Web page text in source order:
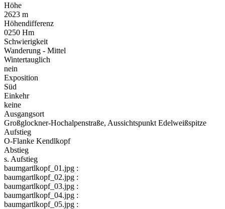
Höhe
2623 m
Höhendifferenz
0250 Hm
Schwierigkeit
Wanderung - Mittel
Wintertauglich
nein
Exposition
Süd
Einkehr
keine
Ausgangsort
Großglockner-Hochalpenstraße, Aussichtspunkt Edelweißspitze
Aufstieg
O-Flanke Kendlkopf
Abstieg
s. Aufstieg
baumgartlkopf_01.jpg :
baumgartlkopf_02.jpg :
baumgartlkopf_03.jpg :
baumgartlkopf_04.jpg :
baumgartlkopf_05.jpg :